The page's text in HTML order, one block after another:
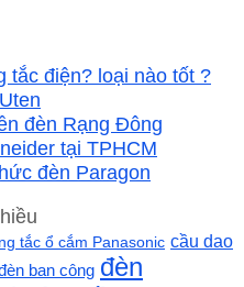
tắc điện? loại nào tốt ?
đèn Rạng Đông
tại TPHCM
đèn Paragon
tắc ổ cắm Panasonic cầu dao
ban công đèn